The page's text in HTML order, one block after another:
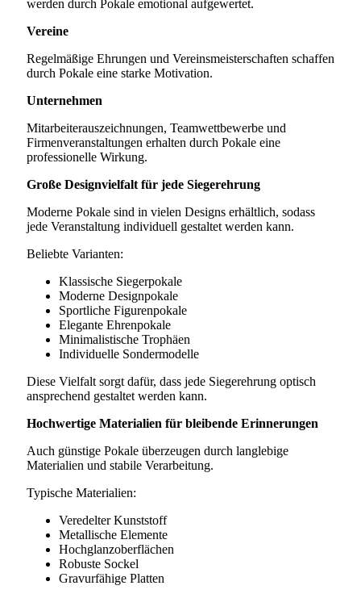
werden durch Pokale emotional aufgewertet.
Vereine
Regelmäßige Ehrungen und Vereinsmeisterschaften schaffen
durch Pokale eine starke Motivation.
Unternehmen
Mitarbeiterauszeichnungen, Teamwettbewerbe und
Firmenveranstaltungen erhalten durch Pokale eine
professionelle Wirkung.
Große Designvielfalt für jede Siegerehrung
Moderne Pokale sind in vielen Designs erhältlich, sodass
jede Veranstaltung individuell gestaltet werden kann.
Beliebte Varianten:
Klassische Siegerpokale
Moderne Designpokale
Sportliche Figurenpokale
Elegante Ehrenpokale
Minimalistische Trophäen
Individuelle Sondermodelle
Diese Vielfalt sorgt dafür, dass jede Siegerehrung optisch
ansprechend gestaltet werden kann.
Hochwertige Materialien für bleibende Erinnerungen
Auch günstige Pokale überzeugen durch langlebige
Materialien und stabile Verarbeitung.
Typische Materialien:
Veredelter Kunststoff
Metallische Elemente
Hochglanzoberflächen
Robuste Sockel
Gravurfähige Platten